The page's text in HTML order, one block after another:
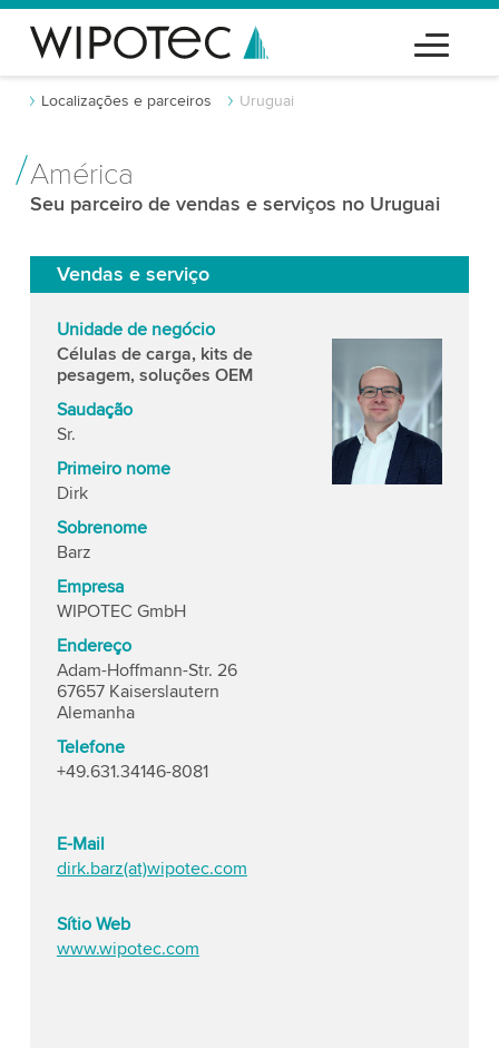
Localizações e parceiros Uruguai
América
Seu parceiro de vendas e serviços no Uruguai
Vendas e serviço
Unidade de negócio
Células de carga, kits de
pesagem, soluções OEM
Saudação
Sr.
Primeiro nome
Dirk
Sobrenome
Barz
Empresa
WIPOTEC GmbH
Endereço
Adam-Hoffmann-Str. 26
67657 Kaiserslautern
Alemanha
Telefone
+49.631.34146-8081
E-Mail
dirk.barz(at)wipotec.com
Sítio Web
www.wipotec.com